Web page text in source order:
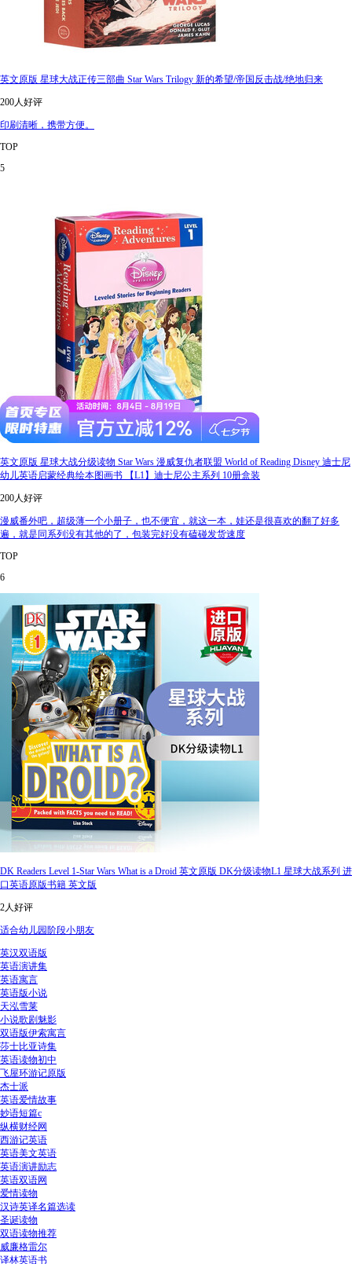
英文原版 星球大战正传三部曲 Star Wars Trilogy 新的希望/帝国反击战/绝地归来
200人好评
印刷清晰，携带方便。
TOP
5
英文原版 星球大战分级读物 Star Wars 漫威复仇者联盟 World of Reading Disney 迪士尼
幼儿英语启蒙经典绘本图画书 【L1】迪士尼公主系列 10册盒装
200人好评
漫威番外吧，超级薄一个小册子，也不便宜，就这一本，娃还是很喜欢的翻了好多
遍，就是同系列没有其他的了，包装完好没有磕碰发货速度
TOP
6
DK Readers Level 1-Star Wars What is a Droid 英文原版 DK分级读物L1 星球大战系列 进
口英语原版书籍 英文版
2人好评
适合幼儿园阶段小朋友
英汉双语版
英语演讲集
英语寓言
英语版小说
天泓雪莱
小说歌剧魅影
双语版伊索寓言
莎士比亚诗集
英语读物初中
飞屋环游记原版
杰士派
英语爱情故事
妙语短篇c
纵横财经网
西游记英语
英语美文英语
英语演讲励志
英语双语网
爱情读物
汉诗英译名篇选读
圣诞读物
双语读物推荐
威廉格雷尔
译林英语书